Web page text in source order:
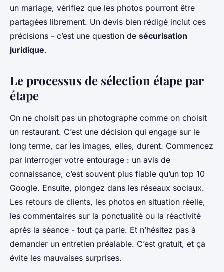
un mariage, vérifiez que les photos pourront être
partagées librement. Un devis bien rédigé inclut ces
précisions - c’est une question de sécurisation
juridique.
Le processus de sélection étape par
étape
On ne choisit pas un photographe comme on choisit
un restaurant. C’est une décision qui engage sur le
long terme, car les images, elles, durent. Commencez
par interroger votre entourage : un avis de
connaissance, c’est souvent plus fiable qu’un top 10
Google. Ensuite, plongez dans les réseaux sociaux.
Les retours de clients, les photos en situation réelle,
les commentaires sur la ponctualité ou la réactivité
après la séance - tout ça parle. Et n’hésitez pas à
demander un entretien préalable. C’est gratuit, et ça
évite les mauvaises surprises.